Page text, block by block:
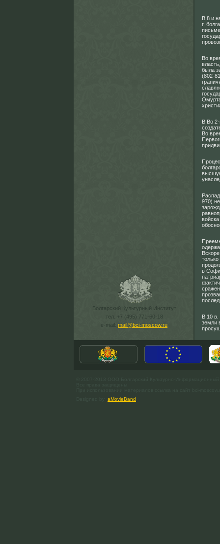
Болгарский Культурный Институт
тел. +7 (495) 771-60-18
e-mail: mail@bci-moscow.ru
В 8 и
г.
Во
была
(802-
В Во
Во
970)
в
В 10 в.
земли
aMovieBand